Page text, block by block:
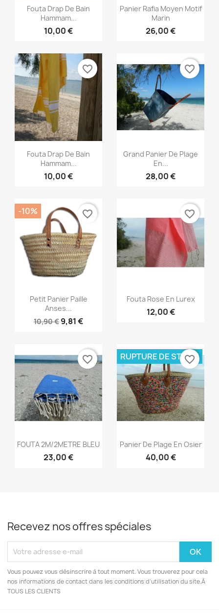
Aperçu rapide
Fouta Drap De Bain
Hammam...
10,00 €
Aperçu rapide
Panier Rafia Moyen Motif
Marin
26,00 €
Aperçu rapide
Fouta Drap De Bain
Hammam...
10,00 €
favorite_border
Aperçu rapide
Grand Panier De Plage
En...
28,00 €
favorite_border
Aperçu rapide
Petit Panier Paille
Anses...
10,90 € 9,81 €
-10% favorite_border
Aperçu rapide
Fouta Rose En Lurex
12,00 €
favorite_border
Aperçu rapide
FOUTA 2M/2METRE BLEU
23,00 €
favorite_border
Aperçu rapide
Panier De Plage En Osier
40,00 €
RUPTURE DE STOCK
favorite_border
Recevez nos offres spéciales
Vous pouvez vous désinscrire à tout moment. Vous trouverez pour cela
nos informations de contact dans les conditions d'utilisation du site.À
TOUS LES CLIENTS